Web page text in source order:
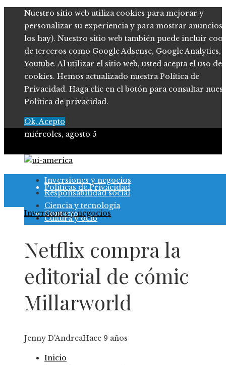
Nuestro sitio web utiliza cookies para mejorar y
personalizar su experiencia y para mostrar anuncios
los hay). Nuestro sitio web también puede incluir
de terceros como Google Adsense, Google Analytics,
Youtube. Al utilizar el sitio web, usted acepta el uso de
cookies. Hemos actualizado nuestra Política de
Privacidad. Haga clic en el botón para consultar
Política de privacidad.
Ok, Acepto
miércoles, agosto 5
Quiénes somos
Políticas de Privacidad
Contacto
Inversiones y negocios
Responsabilidad social
Ciencia y tecnología
Cultura y ocio
Inversiones y negocios
Netflix compra la
editorial de cómic
Millarworld
Jenny D'AndreaHace 9 años
Inicio